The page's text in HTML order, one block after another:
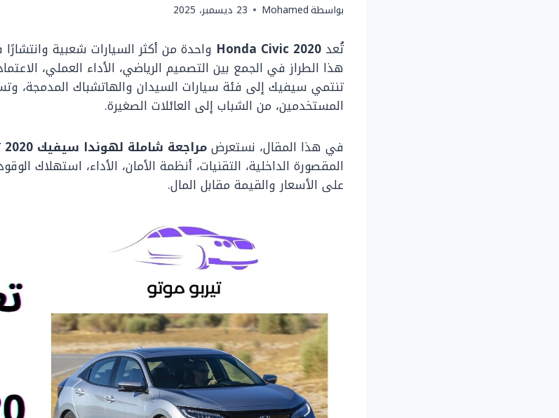
بواسطةMohamed 23 ديسمبر، 2025
تُعد Honda Civic 2020 واحدة من أكثر السيارات شعبية
هذا الطراز في الجمع بين التصميم الرياضي، الأداء العملي،
تنتمي سيفيك إلى فئة سيارات السيدان والهاتشباك
المستخدمين، من الشباب إلى العائلات الصغيرة.
في هذا المقال، نستعرضمراجعة شاملة لهوندا سيفيك 2020
المقصورة الداخلية، التقنيات، أنظمة الأمان، الأداء، استهلاك
على الأسعار والقيمة مقابل المال.